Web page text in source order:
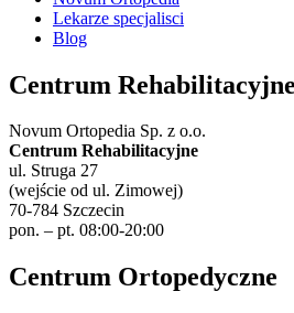
Lekarze specjalisci
Blog
Centrum Rehabilitacyjne
Novum Ortopedia Sp. z o.o.
Centrum Rehabilitacyjne
ul. Struga 27
(wejście od ul. Zimowej)
70-784 Szczecin
pon. – pt. 08:00-20:00
Centrum Ortopedyczne